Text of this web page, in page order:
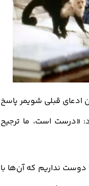
این ادعای قبلی شویمر پاسخ
«درست است، ما ترجیح
دوست نداریم که آن‌ها با